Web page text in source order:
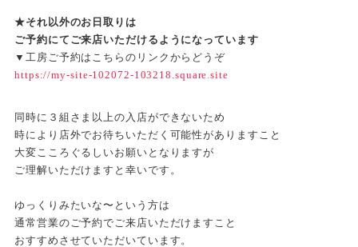
★それ以外のお日取りは
ご予約にてご来店いただけるようになっています
▼工房ご予約はこちらのリンクからどうぞ
https://my-site-102072-103218.square.site
同時に３組さま以上の入店ができないため
時により店外でお待ちいただく可能性がありますこと
大変こころぐるしいお願いとなりますが
ご理解いただけますと幸いです。
ゆっくりみたいな〜という方は
通常営業のご予約でご来店いただけますこと
おすすめさせていただいています。